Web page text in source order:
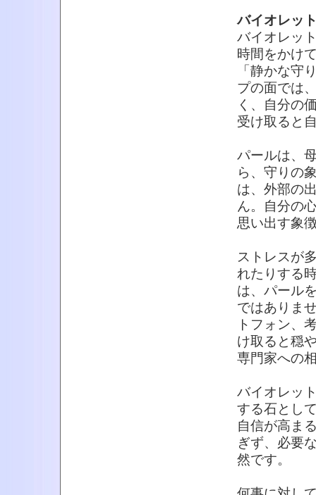
バイオレッ
バイオレッ
時間をかけ
「静かな守
プの面では
く、自分の
受け取ると
パールは、
ら、守りの
は、外部の
ん。自分の
思い出す象
ストレスが
れたりする
は、パール
ではありま
トフォン、
け取ると穏
専門家への
バイオレッ
する石とし
自信が高ま
ぎず、必要
然です。